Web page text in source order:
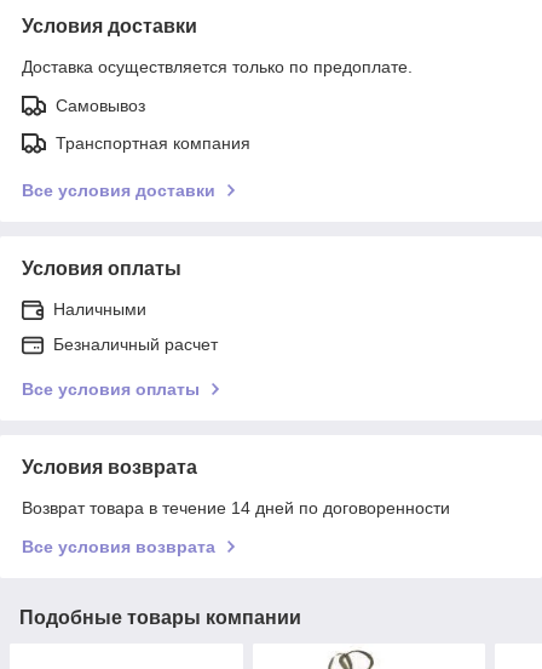
Условия доставки
Доставка осуществляется только по предоплате.
Самовывоз
Транспортная компания
Все условия доставки
Условия оплаты
Наличными
Безналичный расчет
Все условия оплаты
Условия возврата
Возврат товара в течение 14 дней по договоренности
Все условия возврата
Подобные товары компании